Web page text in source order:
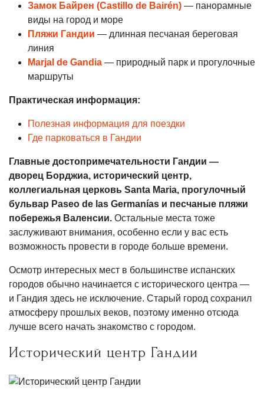
Замок Байрен (Castillo de Bairén) — панорамные
виды на город и море
Пляжи Гандии — длинная песчаная береговая
линия
Marjal de Gandia — природный парк и прогулочные
маршруты
Практическая информация:
Полезная информация для поездки
Где парковаться в Гандии
Главные достопримечательности Гандии —
дворец Борджиа, исторический центр,
коллегиальная церковь Santa Maria, прогулочный
бульвар Paseo de las Germanías и песчаные пляжи
побережья Валенсии. Остальные места тоже
заслуживают внимания, особенно если у вас есть
возможность провести в городе больше времени.
Осмотр интересных мест в большинстве испанских
городов обычно начинается с исторического центра —
и Гандия здесь не исключение. Старый город сохранил
атмосферу прошлых веков, поэтому именно отсюда
лучше всего начать знакомство с городом.
Исторический центр Гандии